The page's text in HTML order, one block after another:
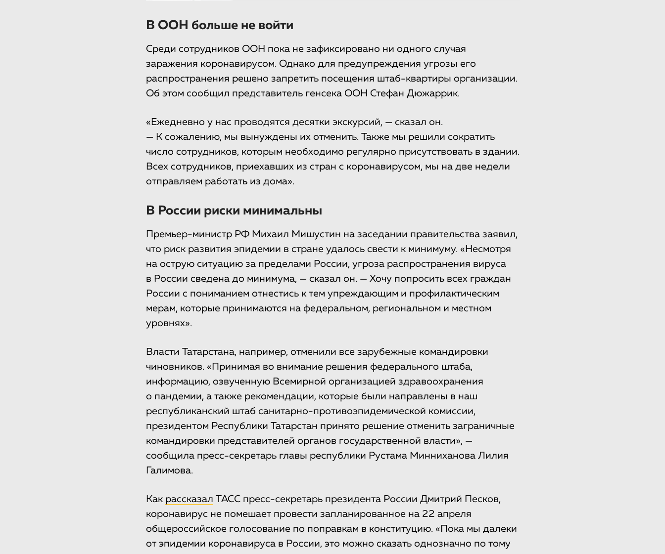
В ООН больше не войти
Среди сотрудников ООН пока не зафиксировано ни одного случая
заражения коронавирусом. Однако для предупреждения угрозы его
распространения решено запретить посещения штаб-квартиры организации.
Об этом сообщил представитель генсека ООН Стефан Дюжаррик.
«Ежедневно у нас проводятся десятки экскурсий, — сказал он.
— К сожалению, мы вынуждены их отменить. Также мы решили сократить
число сотрудников, которым необходимо регулярно присутствовать в здании.
Всех сотрудников, приехавших из стран с коронавирусом, мы на две недели
отправляем работать из дома».
В России риски минимальны
Премьер-министр РФ Михаил Мишустин на заседании правительства заявил,
что риск развития эпидемии в стране удалось свести к минимуму. «Несмотря
на острую ситуацию за пределами России, угроза распространения вируса
в России сведена до минимума, — сказал он. — Хочу попросить всех граждан
России с пониманием отнестись к тем упреждающим и профилактическим
мерам, которые принимаются на федеральном, региональном и местном
уровнях».
Власти Татарстана, например, отменили все зарубежные командировки
чиновников. «Принимая во внимание решения федерального штаба,
информацию, озвученную Всемирной организацией здравоохранения
о пандемии, а также рекомендации, которые были направлены в наш
республиканский штаб санитарно-противоэпидемической комиссии,
президентом Республики Татарстан принято решение отменить заграничные
командировки представителей органов государственной власти», —
сообщила пресс-секретарь главы республики Рустама Минниханова Лилия
Галимова.
Как рассказал ТАСС пресс-секретарь президента России Дмитрий Песков,
коронавирус не помешает провести запланированное на 22 апреля
общероссийское голосование по поправкам в конституцию. «Пока мы далеки
от эпидемии коронавируса в России, это можно сказать однозначно по тому